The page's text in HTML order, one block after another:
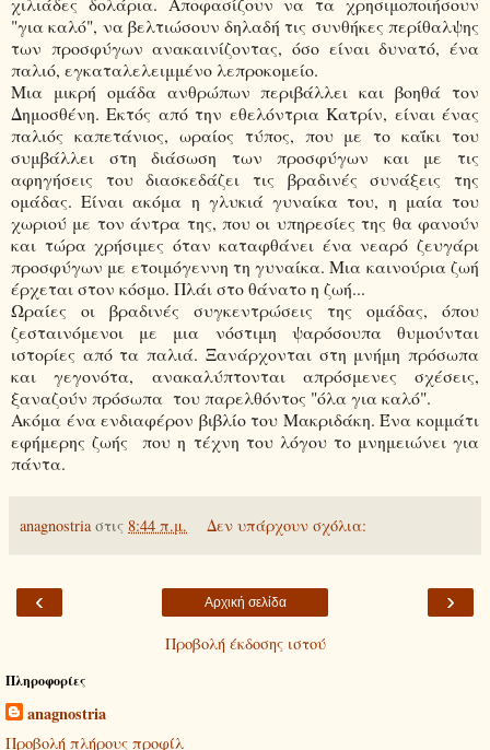
"για καλό", να βελτιώσουν δηλαδή τις συνθήκες περίθαλψης
των προσφύγων ανακαινίζοντας, όσο είναι δυνατό, ένα
παλιό, εγκαταλελειμμένο λεπροκομείο.
Μια μικρή ομάδα ανθρώπων περιβάλλει και βοηθά τον
Δημοσθένη. Εκτός από την εθελόντρια Κατρίν, είναι ένας
παλιός καπετάνιος, ωραίος τύπος, που με το καΐκι του
συμβάλλει στη διάσωση των προσφύγων και με τις
αφηγήσεις του διασκεδάζει τις βραδινές συνάξεις της
ομάδας. Είναι ακόμα η γλυκιά γυναίκα του, η μαία του
χωριού με τον άντρα της, που οι υπηρεσίες της θα φανούν
και τώρα χρήσιμες όταν καταφθάνει ένα νεαρό ζευγάρι
προσφύγων με ετοιμόγεννη τη γυναίκα. Μια καινούρια ζωή
έρχεται στον κόσμο. Πλάι στο θάνατο η ζωή...
Ωραίες οι βραδινές συγκεντρώσεις της ομάδας, όπου
ζεσταινόμενοι με μια νόστιμη ψαρόσουπα θυμούνται
ιστορίες από τα παλιά. Ξανάρχονται στη μνήμη πρόσωπα
και γεγονότα, ανακαλύπτονται απρόσμενες σχέσεις,
ξαναζούν πρόσωπα του παρελθόντος "όλα για καλό".
Ακόμα ένα ενδιαφέρον βιβλίο του Μακριδάκη. Ένα κομμάτι
εφήμερης ζωής που η τέχνη του λόγου το μνημειώνει για
πάντα.
anagnostria στις 8:44 π.μ. Δεν υπάρχουν σχόλια:
‹ ›
Αρχική σελίδα
Προβολή έκδοσης ιστού
Πληροφορίες
anagnostria
Προβολή πλήρους προφίλ